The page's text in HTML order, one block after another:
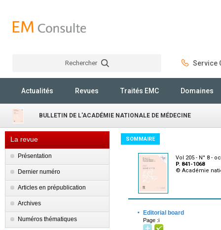
Rechercher Service
Actualités Revues Traités EMC Domaines
BULLETIN DE L'ACADÉMIE NATIONALE DE MÉDECINE
La revue
Présentation
Dernier numéro
Articles en prépublication
Archives
Numéros thématiques
SOMMAIRE
Vol 205 - N° 8 -
P. 841-1068
© Académie
· Editorial board
Page :i